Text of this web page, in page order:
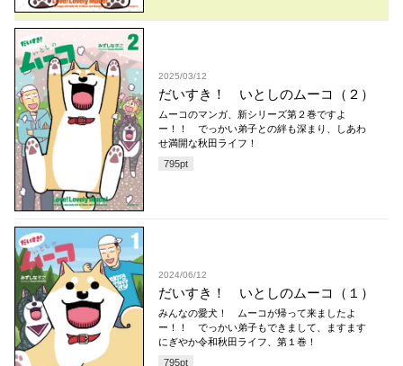
2025/03/12
だいすき！ いとしのムーコ（２）
ムーコのマンガ、新シリーズ第２巻ですよ
ー！！ でっかい弟子との絆も深まり、しあわ
せ満開な秋田ライフ！
795pt
2024/06/12
だいすき！ いとしのムーコ（１）
みんなの愛犬！ ムーコが帰って来ましたよ
ー！！ でっかい弟子もできまして、ますます
にぎやか令和秋田ライフ、第１巻！
795pt